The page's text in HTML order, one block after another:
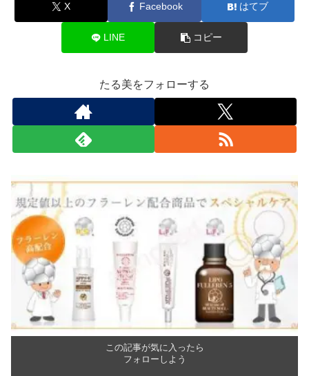
X Facebook はてブ
LINE コピー
たる美をフォローする
この記事が気に入ったら
フォローしよう